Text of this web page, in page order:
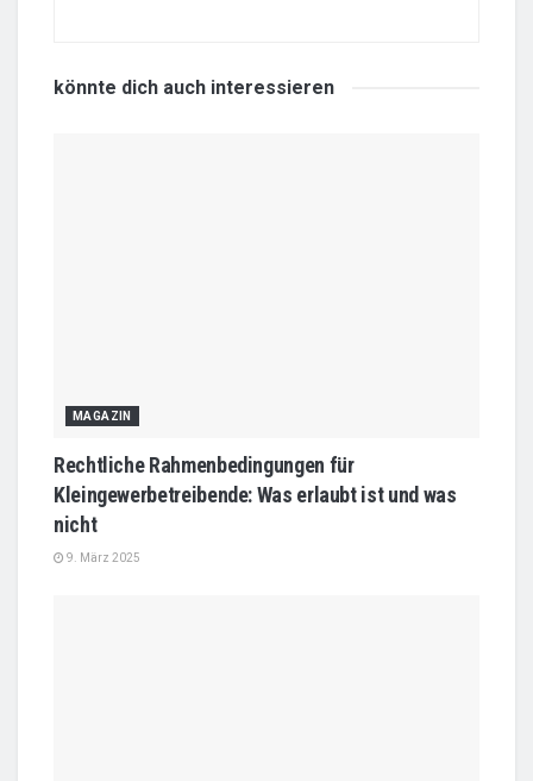
könnte dich auch interessieren
MAGAZIN
Rechtliche Rahmenbedingungen für
Kleingewerbetreibende: Was erlaubt ist und was
nicht
9. März 2025